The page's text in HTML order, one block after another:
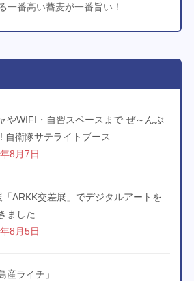
一番高い蕎麦が一番旨い！
やWIFI・自習スペースまで ぜ～んぶ
自衛隊サテライトブース
8月7日
「ARKK交差展」でデジタルアートを
ました
8月5日
産ライチ」